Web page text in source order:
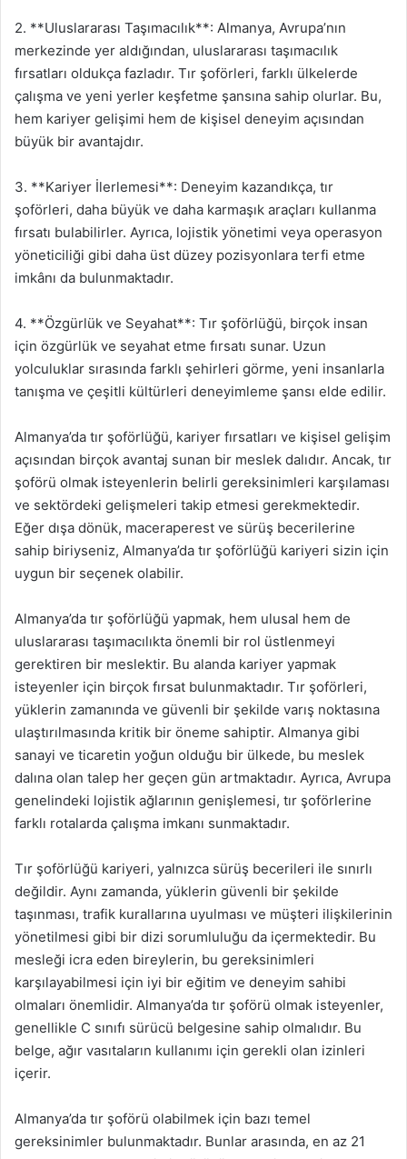
2. **Uluslararası Taşımacılık**: Almanya, Avrupa’nın
merkezinde yer aldığından, uluslararası taşımacılık
fırsatları oldukça fazladır. Tır şoförleri, farklı ülkelerde
çalışma ve yeni yerler keşfetme şansına sahip olurlar. Bu,
hem kariyer gelişimi hem de kişisel deneyim açısından
büyük bir avantajdır.
3. **Kariyer İlerlemesi**: Deneyim kazandıkça, tır
şoförleri, daha büyük ve daha karmaşık araçları kullanma
fırsatı bulabilirler. Ayrıca, lojistik yönetimi veya operasyon
yöneticiliği gibi daha üst düzey pozisyonlara terfi etme
imkânı da bulunmaktadır.
4. **Özgürlük ve Seyahat**: Tır şoförlüğü, birçok insan
için özgürlük ve seyahat etme fırsatı sunar. Uzun
yolculuklar sırasında farklı şehirleri görme, yeni insanlarla
tanışma ve çeşitli kültürleri deneyimleme şansı elde edilir.
Almanya’da tır şoförlüğü, kariyer fırsatları ve kişisel gelişim
açısından birçok avantaj sunan bir meslek dalıdır. Ancak, tır
şoförü olmak isteyenlerin belirli gereksinimleri karşılaması
ve sektördeki gelişmeleri takip etmesi gerekmektedir.
Eğer dışa dönük, maceraperest ve sürüş becerilerine
sahip biriyseniz, Almanya’da tır şoförlüğü kariyeri sizin için
uygun bir seçenek olabilir.
Almanya’da tır şoförlüğü yapmak, hem ulusal hem de
uluslararası taşımacılıkta önemli bir rol üstlenmeyi
gerektiren bir meslektir. Bu alanda kariyer yapmak
isteyenler için birçok fırsat bulunmaktadır. Tır şoförleri,
yüklerin zamanında ve güvenli bir şekilde varış noktasına
ulaştırılmasında kritik bir öneme sahiptir. Almanya gibi
sanayi ve ticaretin yoğun olduğu bir ülkede, bu meslek
dalına olan talep her geçen gün artmaktadır. Ayrıca, Avrupa
genelindeki lojistik ağlarının genişlemesi, tır şoförlerine
farklı rotalarda çalışma imkanı sunmaktadır.
Tır şoförlüğü kariyeri, yalnızca sürüş becerileri ile sınırlı
değildir. Aynı zamanda, yüklerin güvenli bir şekilde
taşınması, trafik kurallarına uyulması ve müşteri ilişkilerinin
yönetilmesi gibi bir dizi sorumluluğu da içermektedir. Bu
mesleği icra eden bireylerin, bu gereksinimleri
karşılayabilmesi için iyi bir eğitim ve deneyim sahibi
olmaları önemlidir. Almanya’da tır şoförü olmak isteyenler,
genellikle C sınıfı sürücü belgesine sahip olmalıdır. Bu
belge, ağır vasıtaların kullanımı için gerekli olan izinleri
içerir.
Almanya’da tır şoförü olabilmek için bazı temel
gereksinimler bulunmaktadır. Bunlar arasında, en az 21